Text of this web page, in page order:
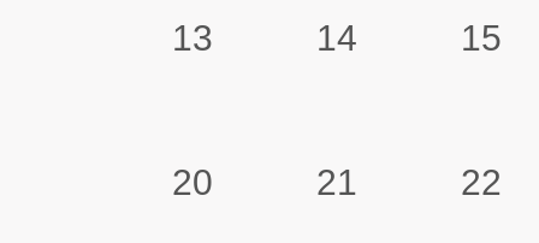
13 14 15
20 21 22